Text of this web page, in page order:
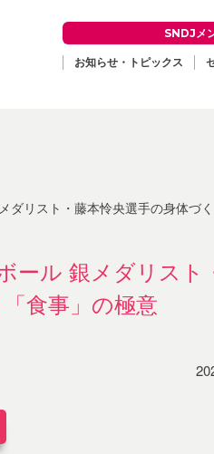
SNDJメ
お知らせ・トピックス
手の身体づくりを支える「栄養サポート」と「
ール 銀メダリスト
食事」の極意